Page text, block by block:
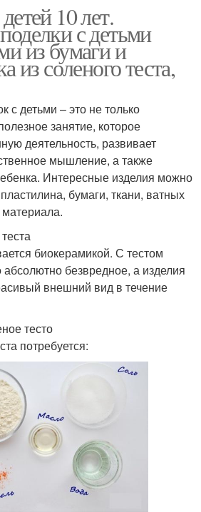
10 лет.
с детьми
из бумаги и
из соленого теста,
с детьми – это не только
занятие, которое
деятельность, развивает
мышление, а также
Интересные изделия можно
бумаги, ткани, ватных
биокерамикой. С тестом
абсолютно безвредное, а изделия
внешний вид в течение
тесто
потребуется: